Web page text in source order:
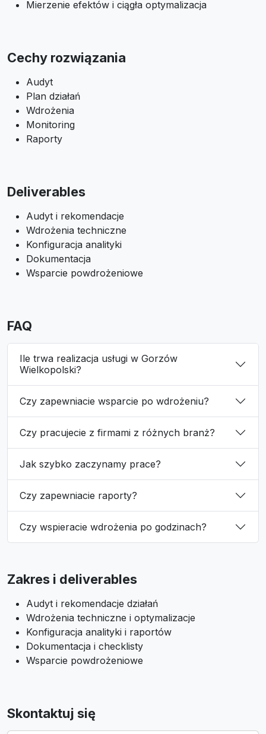
Mierzenie efektów i ciągła optymalizacja
Cechy rozwiązania
Audyt
Plan działań
Wdrożenia
Monitoring
Raporty
Deliverables
Audyt i rekomendacje
Wdrożenia techniczne
Konfiguracja analityki
Dokumentacja
Wsparcie powdrożeniowe
FAQ
Ile trwa realizacja usługi w Gorzów
Wielkopolski?
Czy zapewniacie wsparcie po wdrożeniu?
Czy pracujecie z firmami z różnych branż?
Jak szybko zaczynamy prace?
Czy zapewniacie raporty?
Czy wspieracie wdrożenia po godzinach?
Zakres i deliverables
Audyt i rekomendacje działań
Wdrożenia techniczne i optymalizacje
Konfiguracja analityki i raportów
Dokumentacja i checklisty
Wsparcie powdrożeniowe
Skontaktuj się